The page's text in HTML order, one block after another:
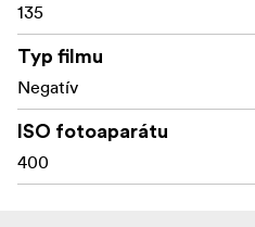
135
Typ filmu
Negatív
ISO fotoaparátu
400